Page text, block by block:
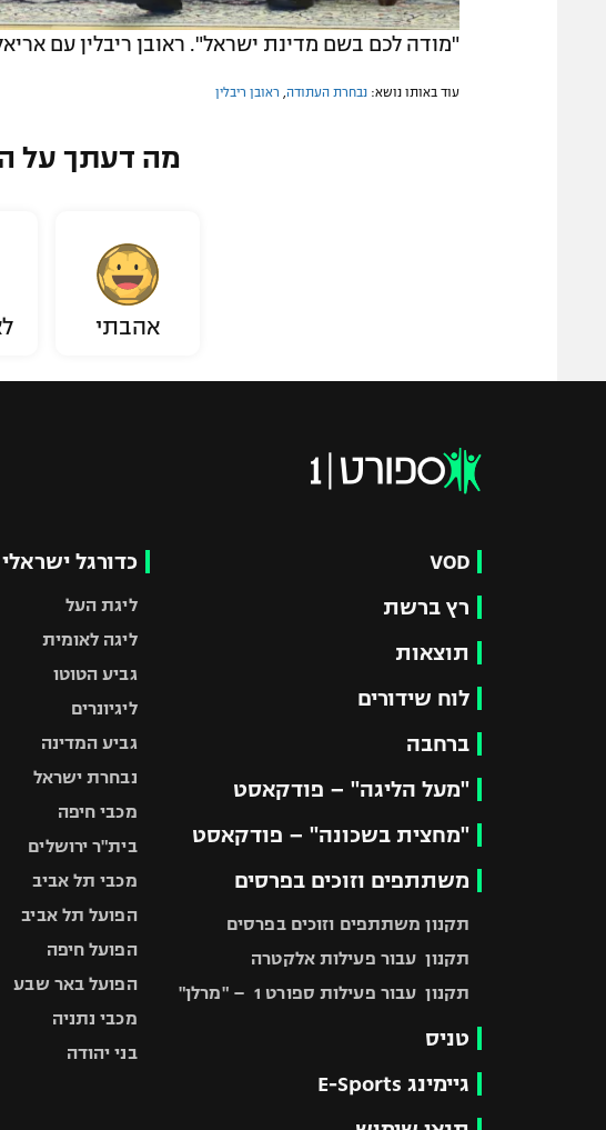
"מודה לכם בשם מדינת ישראל". ראובן ריבלין עם
עוד באותו נושא: נבחרת העתודה ראובן ריבלין
מה דעתך על
אהבתי
VOD
רץ ברשת
תוצאות
לוח שידורים
ברחבה
"מעל הליגה" – פודקאסט
"מחצית בשכונה" – פודקאסט
משתתפים וזוכים בפרסים
תקנון משתתפים וזוכים בפרסים
תקנון עבור פעילות אלקטרה
תקנון עבור פעילות ספורט 1 – "מרלן"
טניס
גיימינג E-Sports
כדורגל ישראלי
ליגת העל
ליגה לאומית
גביע הטוטו
ליגיונרים
גביע המדינה
נבחרת ישראל
מכבי חיפה
בית"ר ירושלים
מכבי תל אביב
הפועל תל אביב
הפועל חיפה
הפועל באר שבע
מכבי נתניה
בני יהודה